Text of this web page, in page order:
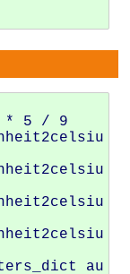
* 5 /
9
au